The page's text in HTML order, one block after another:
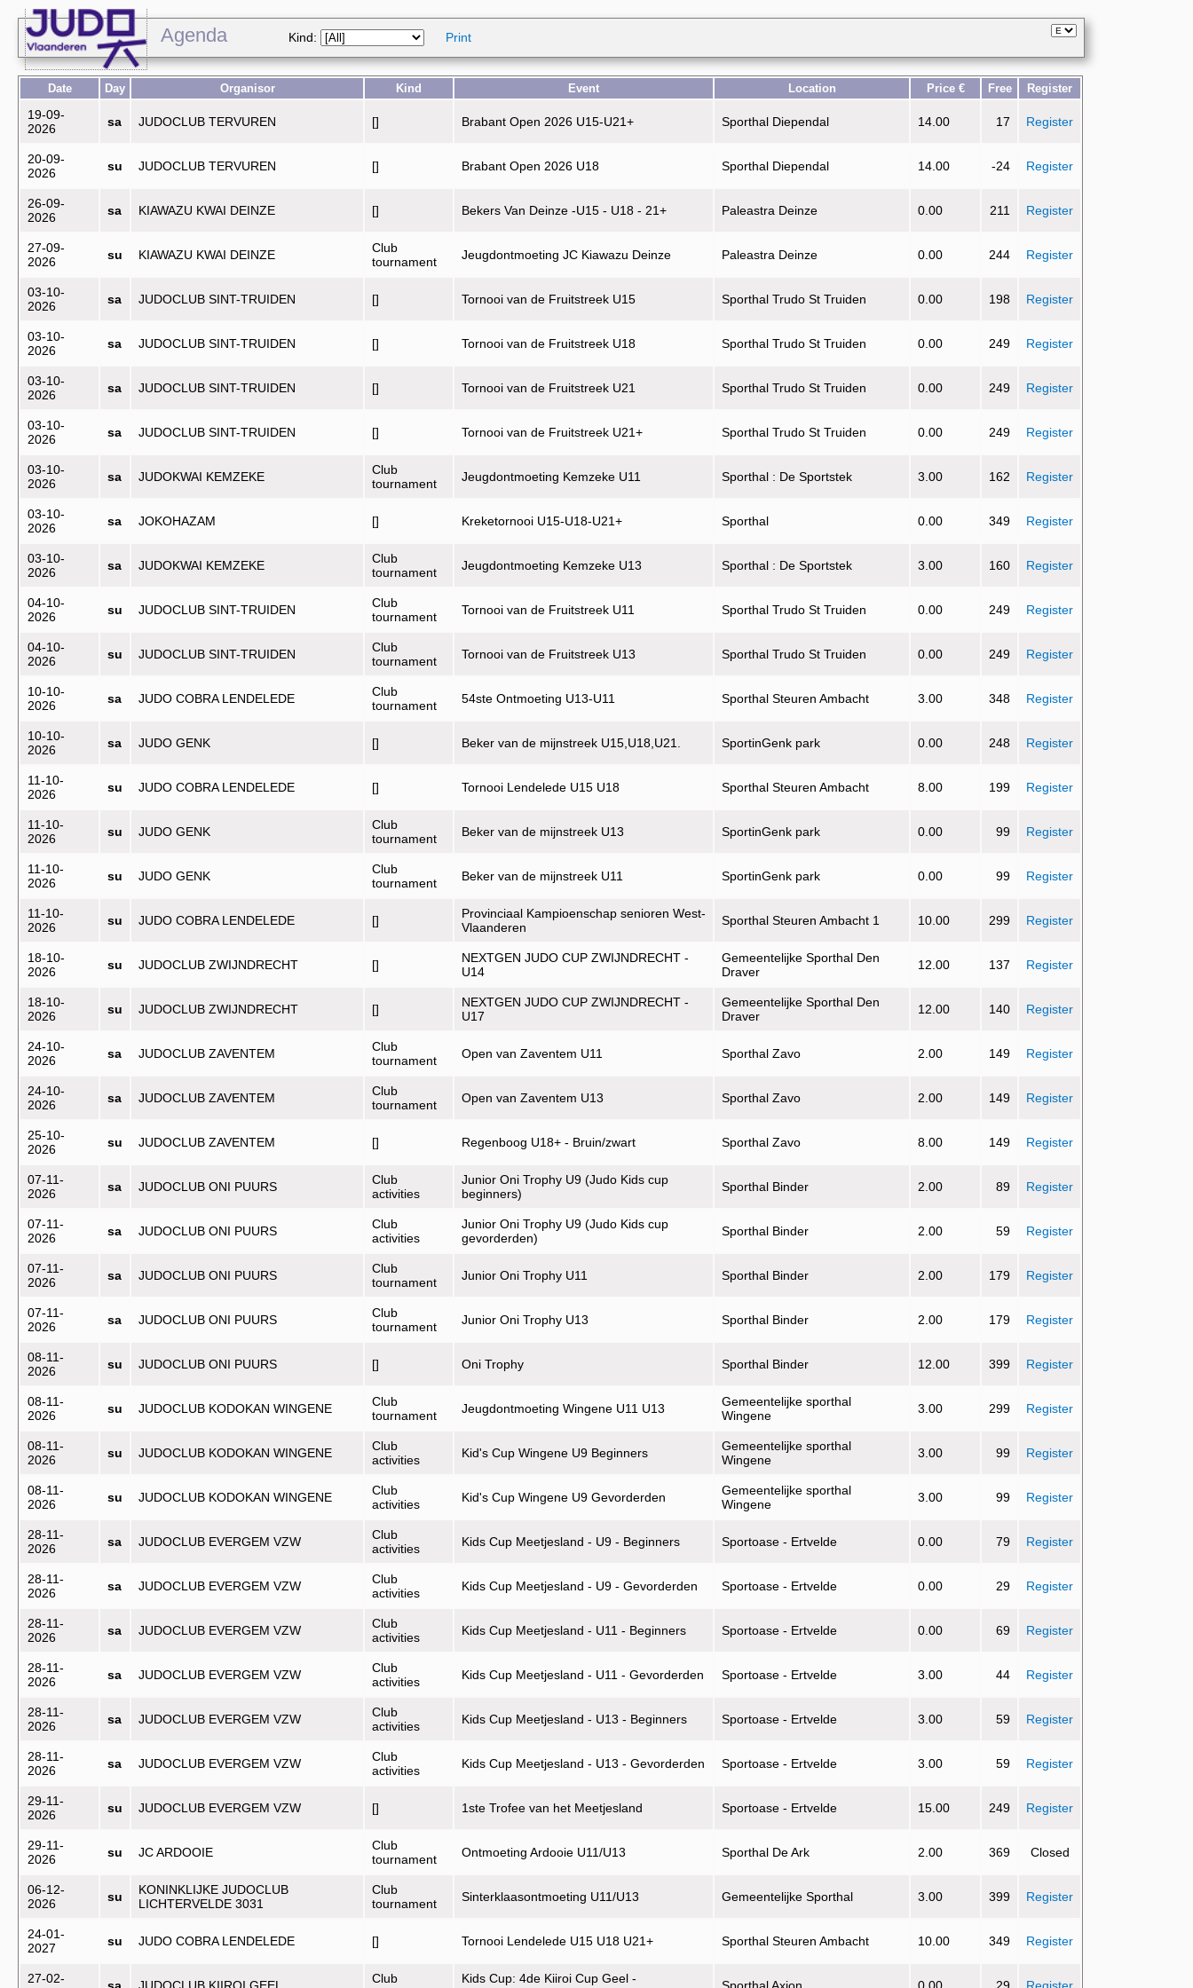
Agenda Kind: Print
Date Day Organisor Kind Event Location Price € Free Register
19-09-
2026
sa JUDOCLUB TERVUREN [] Brabant Open 2026 U15-U21+ Sporthal Diependal 14.00 17 Register
20-09-
2026
su JUDOCLUB TERVUREN [] Brabant Open 2026 U18 Sporthal Diependal 14.00 -24 Register
26-09-
2026
sa KIAWAZU KWAI DEINZE [] Bekers Van Deinze -U15 - U18 - 21+ Paleastra Deinze 0.00 211 Register
27-09-
2026
su KIAWAZU KWAI DEINZE
Club
tournament
Jeugdontmoeting JC Kiawazu Deinze Paleastra Deinze 0.00 244 Register
03-10-
2026
sa JUDOCLUB SINT-TRUIDEN [] Tornooi van de Fruitstreek U15 Sporthal Trudo St Truiden 0.00 198 Register
03-10-
2026
sa JUDOCLUB SINT-TRUIDEN [] Tornooi van de Fruitstreek U18 Sporthal Trudo St Truiden 0.00 249 Register
03-10-
2026
sa JUDOCLUB SINT-TRUIDEN [] Tornooi van de Fruitstreek U21 Sporthal Trudo St Truiden 0.00 249 Register
03-10-
2026
sa JUDOCLUB SINT-TRUIDEN [] Tornooi van de Fruitstreek U21+ Sporthal Trudo St Truiden 0.00 249 Register
03-10-
2026
sa JUDOKWAI KEMZEKE
Club
tournament
Jeugdontmoeting Kemzeke U11 Sporthal : De Sportstek 3.00 162 Register
03-10-
2026
sa JOKOHAZAM [] Kreketornooi U15-U18-U21+ Sporthal 0.00 349 Register
03-10-
2026
sa JUDOKWAI KEMZEKE
Club
tournament
Jeugdontmoeting Kemzeke U13 Sporthal : De Sportstek 3.00 160 Register
04-10-
2026
su JUDOCLUB SINT-TRUIDEN
Club
tournament
Tornooi van de Fruitstreek U11 Sporthal Trudo St Truiden 0.00 249 Register
04-10-
2026
su JUDOCLUB SINT-TRUIDEN
Club
tournament
Tornooi van de Fruitstreek U13 Sporthal Trudo St Truiden 0.00 249 Register
10-10-
2026
sa JUDO COBRA LENDELEDE
Club
tournament
54ste Ontmoeting U13-U11 Sporthal Steuren Ambacht 3.00 348 Register
10-10-
2026
sa JUDO GENK [] Beker van de mijnstreek U15,U18,U21. SportinGenk park 0.00 248 Register
11-10-
2026
su JUDO COBRA LENDELEDE [] Tornooi Lendelede U15 U18 Sporthal Steuren Ambacht 8.00 199 Register
11-10-
2026
su JUDO GENK
Club
tournament
Beker van de mijnstreek U13 SportinGenk park 0.00 99 Register
11-10-
2026
su JUDO GENK
Club
tournament
Beker van de mijnstreek U11 SportinGenk park 0.00 99 Register
11-10-
2026
su JUDO COBRA LENDELEDE []
Provinciaal Kampioenschap senioren West-
Vlaanderen
Sporthal Steuren Ambacht 1 10.00 299 Register
18-10-
2026
su JUDOCLUB ZWIJNDRECHT []
NEXTGEN JUDO CUP ZWIJNDRECHT -
U14
Gemeentelijke Sporthal Den
Draver
12.00 137 Register
18-10-
2026
su JUDOCLUB ZWIJNDRECHT []
NEXTGEN JUDO CUP ZWIJNDRECHT -
U17
Gemeentelijke Sporthal Den
Draver
12.00 140 Register
24-10-
2026
sa JUDOCLUB ZAVENTEM
Club
tournament
Open van Zaventem U11 Sporthal Zavo 2.00 149 Register
24-10-
2026
sa JUDOCLUB ZAVENTEM
Club
tournament
Open van Zaventem U13 Sporthal Zavo 2.00 149 Register
25-10-
2026
su JUDOCLUB ZAVENTEM [] Regenboog U18+ - Bruin/zwart Sporthal Zavo 8.00 149 Register
07-11-
2026
sa JUDOCLUB ONI PUURS
Club
activities
Junior Oni Trophy U9 (Judo Kids cup
beginners)
Sporthal Binder 2.00 89 Register
07-11-
2026
sa JUDOCLUB ONI PUURS
Club
activities
Junior Oni Trophy U9 (Judo Kids cup
gevorderden)
Sporthal Binder 2.00 59 Register
07-11-
2026
sa JUDOCLUB ONI PUURS
Club
tournament
Junior Oni Trophy U11 Sporthal Binder 2.00 179 Register
07-11-
2026
sa JUDOCLUB ONI PUURS
Club
tournament
Junior Oni Trophy U13 Sporthal Binder 2.00 179 Register
08-11-
2026
su JUDOCLUB ONI PUURS [] Oni Trophy Sporthal Binder 12.00 399 Register
08-11-
2026
su JUDOCLUB KODOKAN WINGENE
Club
tournament
Jeugdontmoeting Wingene U11 U13
Gemeentelijke sporthal
Wingene
3.00 299 Register
08-11-
2026
su JUDOCLUB KODOKAN WINGENE
Club
activities
Kid's Cup Wingene U9 Beginners
Gemeentelijke sporthal
Wingene
3.00 99 Register
08-11-
2026
su JUDOCLUB KODOKAN WINGENE
Club
activities
Kid's Cup Wingene U9 Gevorderden
Gemeentelijke sporthal
Wingene
3.00 99 Register
28-11-
2026
sa JUDOCLUB EVERGEM VZW
Club
activities
Kids Cup Meetjesland - U9 - Beginners Sportoase - Ertvelde 0.00 79 Register
28-11-
2026
sa JUDOCLUB EVERGEM VZW
Club
activities
Kids Cup Meetjesland - U9 - Gevorderden Sportoase - Ertvelde 0.00 29 Register
28-11-
2026
sa JUDOCLUB EVERGEM VZW
Club
activities
Kids Cup Meetjesland - U11 - Beginners Sportoase - Ertvelde 0.00 69 Register
28-11-
2026
sa JUDOCLUB EVERGEM VZW
Club
activities
Kids Cup Meetjesland - U11 - Gevorderden Sportoase - Ertvelde 3.00 44 Register
28-11-
2026
sa JUDOCLUB EVERGEM VZW
Club
activities
Kids Cup Meetjesland - U13 - Beginners Sportoase - Ertvelde 3.00 59 Register
28-11-
2026
sa JUDOCLUB EVERGEM VZW
Club
activities
Kids Cup Meetjesland - U13 - Gevorderden Sportoase - Ertvelde 3.00 59 Register
29-11-
2026
su JUDOCLUB EVERGEM VZW [] 1ste Trofee van het Meetjesland Sportoase - Ertvelde 15.00 249 Register
29-11-
2026
su JC ARDOOIE
Club
tournament
Ontmoeting Ardooie U11/U13 Sporthal De Ark 2.00 369 Closed
06-12-
2026
su
KONINKLIJKE JUDOCLUB
LICHTERVELDE 3031
Club
tournament
Sinterklaasontmoeting U11/U13 Gemeentelijke Sporthal 3.00 399 Register
24-01-
2027
su JUDO COBRA LENDELEDE [] Tornooi Lendelede U15 U18 U21+ Sporthal Steuren Ambacht 10.00 349 Register
27-02-
Club
Kids Cup: 4de Kiiroi Cup Geel -